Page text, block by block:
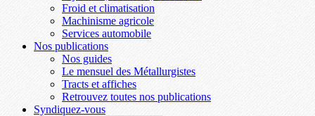
Froid et climatisation
Machinisme agricole
Services automobile
Nos publications
Nos guides
Le mensuel des Métallurgistes
Tracts et affiches
Retrouvez toutes nos publications
Syndiquez-vous